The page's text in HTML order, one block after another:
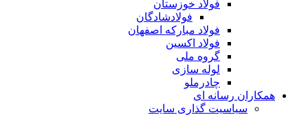
فولاد خوزستان
فولادشادگان
فولاد مبارکه اصفهان
فولاد اکسین
گروه ملی
لوله سازی
چادرملو
همکاران رسانه ای
سیاسیت گذاری سایت